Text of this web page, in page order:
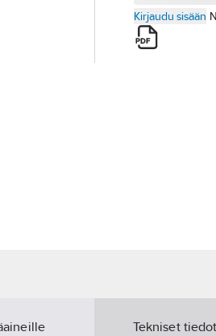
Kirjaudu sisään
Tekniset tiedot